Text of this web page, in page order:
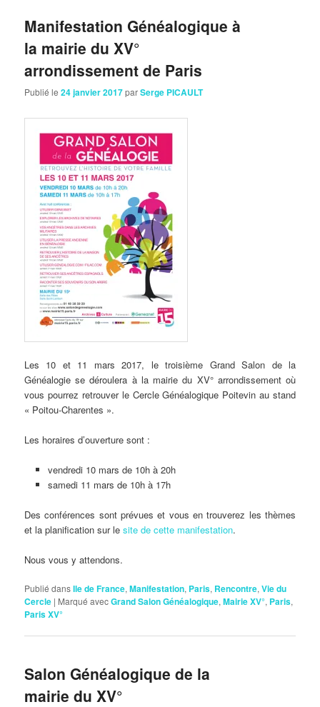
Manifestation Généalogique à
la mairie du XV°
arrondissement de Paris
Publié le24 janvier 2017parSerge PICAULT
Les 10 et 11 mars 2017, le troisième Grand Salon de la
Généalogie se déroulera à la mairie du XV° arrondissement où
vous pourrez retrouver le Cercle Généalogique Poitevin au stand
« Poitou-Charentes ».
Les horaires d’ouverture sont :
vendredi 10 mars de 10h à 20h
samedi 11 mars de 10h à 17h
Des conférences sont prévues et vous en trouverez les thèmes
et la planification sur lesite de cette manifestation.
Nous vous y attendons.
Publié dansIle de France,Manifestation, Paris, Rencontre,Vie du
Cercle | Marqué avecGrand Salon Généalogique,Mairie XV°, Paris,
Paris XV°
Salon Généalogique de la
mairie du XV°